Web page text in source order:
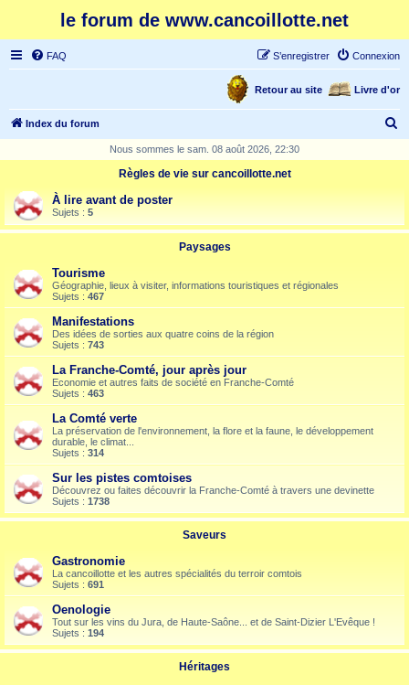
le forum de www.cancoillotte.net
FAQ Connexion
S’enregistrer
Livre d'or
Retour au site
Index du forum
r
Nous sommes le sam. 08 août 2026, 22:30
Règles de vie sur cancoillotte.net
À lire avant de poster
Sujets : 5
Paysages
Tourisme
Géographie, lieux à visiter, informations touristiques et régionales
Sujets : 467
Manifestations
Des idées de sorties aux quatre coins de la région
Sujets : 743
La Franche-Comté, jour après jour
Economie et autres faits de société en Franche-Comté
Sujets : 463
La Comté verte
La préservation de l'environnement, la flore et la faune, le développement
durable, le climat...
Sujets : 314
Sur les pistes comtoises
Découvrez ou faites découvrir la Franche-Comté à travers une devinette
Sujets : 1738
Saveurs
Gastronomie
La cancoillotte et les autres spécialités du terroir comtois
Sujets : 691
Oenologie
Tout sur les vins du Jura, de Haute-Saône... et de Saint-Dizier L'Evêque !
Sujets : 194
Héritages